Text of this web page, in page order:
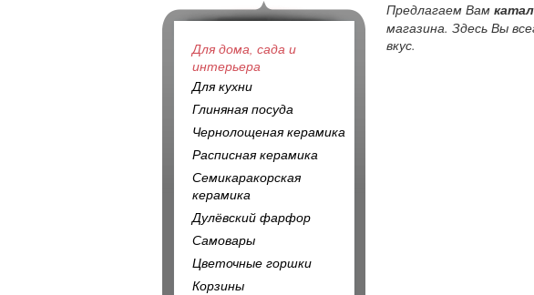
Предлагаем Вам
магазина. Здесь Вы
вкус.
Для дома, сада и
интерьера
Для кухни
Глиняная посуда
Чернолощеная керамика
Расписная керамика
Семикаракорская
керамика
Дулёвский фарфор
Самовары
Цветочные горшки
Корзины